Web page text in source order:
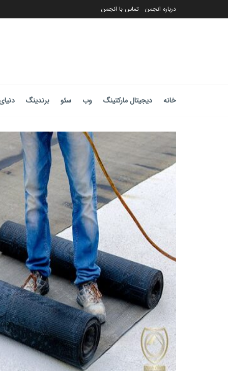
درباره انجمن تماس با انجمن
خانه دیجیتال مارکتینگ وب سئو برندینگ